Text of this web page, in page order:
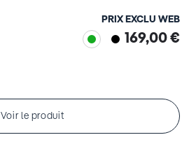
PRIX EXCLU WEB
169,00 €
Voir le produit